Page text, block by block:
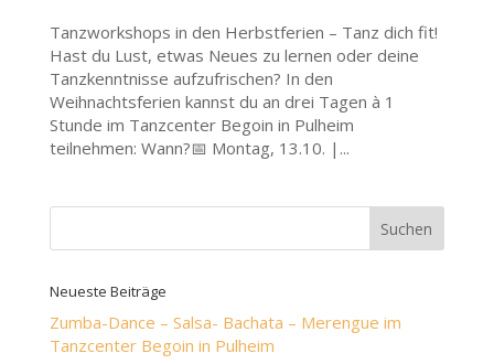
Tanzworkshops in den Herbstferien – Tanz dich fit!
Hast du Lust, etwas Neues zu lernen oder deine
Tanzkenntnisse aufzufrischen? In den
Weihnachtsferien kannst du an drei Tagen à 1
Stunde im Tanzcenter Begoin in Pulheim
teilnehmen: Wann?📅 Montag, 13.10. |...
Neueste Beiträge
Zumba-Dance – Salsa- Bachata – Merengue im
Tanzcenter Begoin in Pulheim